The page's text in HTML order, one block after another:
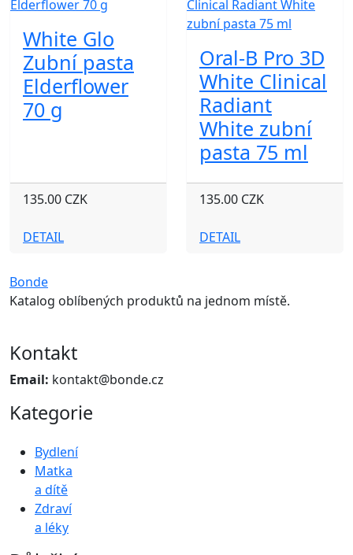
White Glo
Zubní pasta
Elderflower
70 g
135.00 CZK
DETAIL
Oral-B Pro 3D
White Clinical
Radiant
White zubní
pasta 75 ml
135.00 CZK
DETAIL
Bonde
Katalog oblíbených produktů na jednom místě.
Kontakt
Email: kontakt@bonde.cz
Kategorie
Bydlení
Matka
a dítě
Zdraví
a léky